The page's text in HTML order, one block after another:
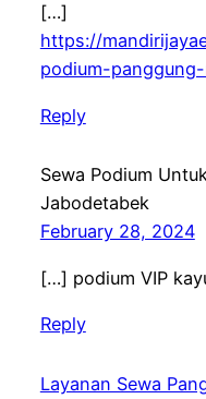
[…]
https://
podium-
Reply
Sewa Podium
Jabodetabek
February 28, 2024
[…] podium VIP
Reply
Layanan Sewa